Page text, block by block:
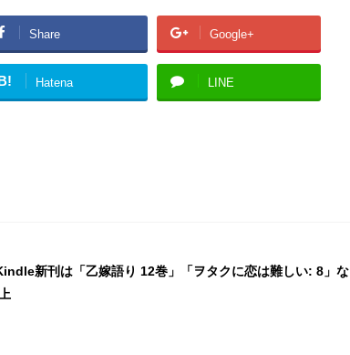
Share Google+
Hatena LINE
新刊は「乙嫁語り 12巻」「ヲタクに恋は難しい: 8」な